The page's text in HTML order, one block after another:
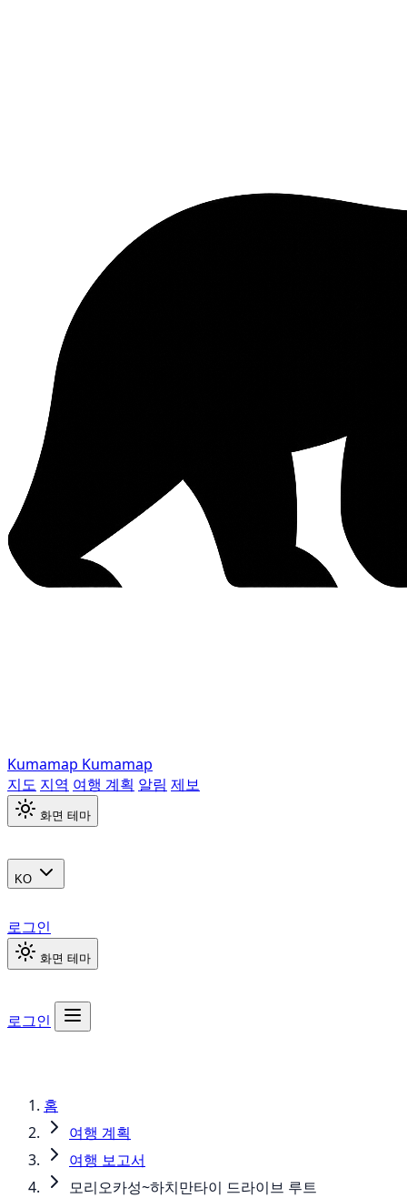
Kumamap Kumamap
지도 지역 여행 계획 알림 제보
화면 테마
KO
로그인
화면 테마
로그인
홈
여행 계획
여행 보고서
모리오카성~하치만타이 드라이브 루트